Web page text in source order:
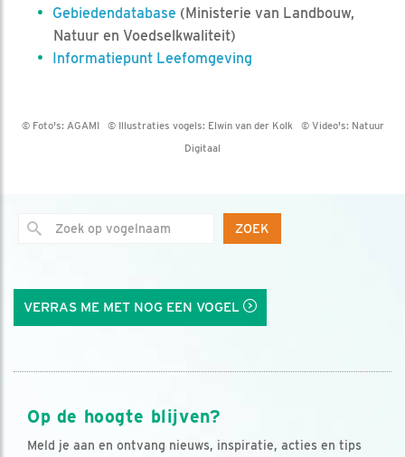
Gebiedendatabase (Ministerie van Landbouw,
Natuur en Voedselkwaliteit)
Informatiepunt Leefomgeving
© Foto's: AGAMI© Illustraties vogels: Elwin van der Kolk© Video's: Natuur
Digitaal
ZOEK
VERRAS ME MET NOG EEN VOGEL
Op de hoogte blijven?
Meld je aan en ontvang nieuws, inspiratie, acties en tips